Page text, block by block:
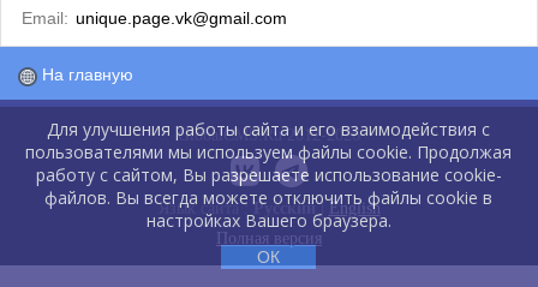
Email: unique.page.vk@gmail.com
На главную
GlobalCMS.Ru 2012-2026
Язык сайта :Русский| English
Полная версия
Для улучшения работы сайта и его взаимодействия с
пользователями мы используем файлы cookie. Продолжая
работу с сайтом, Вы разрешаете использование cookie-
файлов. Вы всегда можете отключить файлы cookie в
настройках Вашего браузера.
ОК